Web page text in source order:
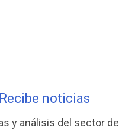
Recibe noticias
y análisis del sector de